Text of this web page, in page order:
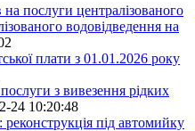
послуги централізованого
водовідведення на
плати з 01.01.2026 року
з вивезення рідких
24 10:20:48
під автомийку